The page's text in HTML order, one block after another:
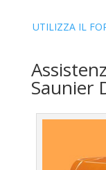
UTILIZZA IL
Saunier